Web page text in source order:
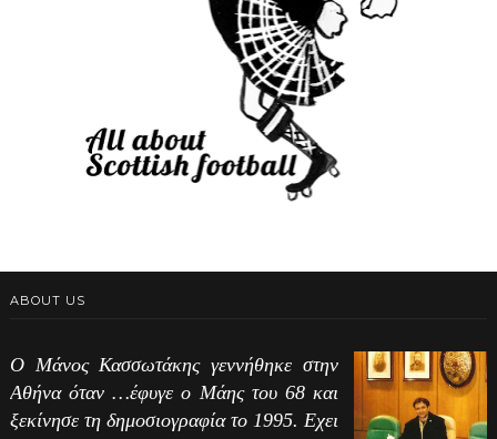
ABOUT US
Ο Μάνος Κασσωτάκης γεννήθηκε στην
Αθήνα όταν …έφυγε ο Μάης του 68 και
ξεκίνησε τη δημοσιογραφία το 1995. Εχει